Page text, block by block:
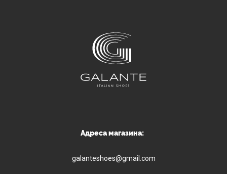
Адреса магазина:
galanteshoes@gmail.com